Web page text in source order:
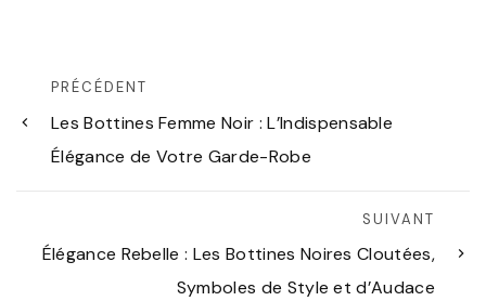
PRÉCÉDENT
Les Bottines Femme Noir : L’Indispensable
Élégance de Votre Garde-Robe
SUIVANT
Élégance Rebelle : Les Bottines Noires Cloutées,
Symboles de Style et d’Audace